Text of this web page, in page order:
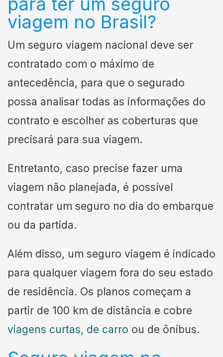
viagem no Brasil?
Um seguro viagem nacional deve ser
contratado com o máximo de
antecedência, para que o segurado
possa analisar todas as informações do
contrato e escolher as coberturas que
precisará para sua viagem.
Entretanto, caso precise fazer uma
viagem não planejada, é possível
contratar um seguro no dia do embarque
ou da partida.
Além disso, um seguro viagem é indicado
para qualquer viagem fora do seu estado
de residência. Os planos começam a
partir de 100 km de distância e cobre
viagens curtas, de carro ou de ônibus.